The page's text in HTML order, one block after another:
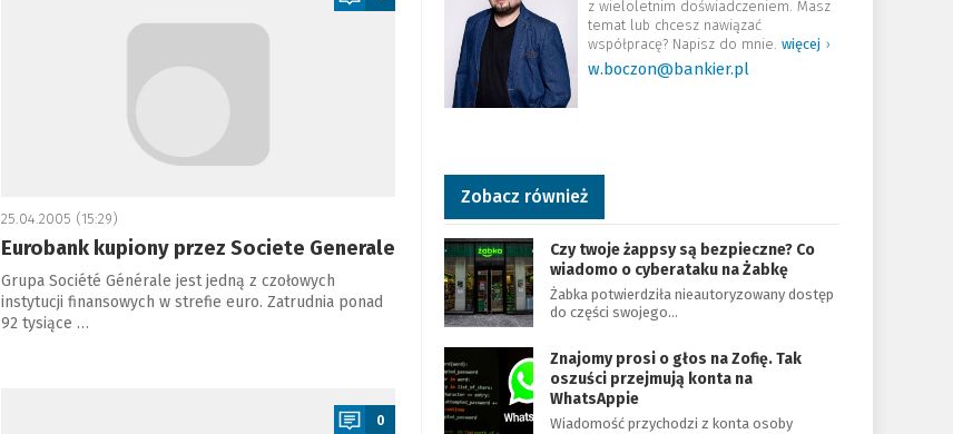
25.04.2005 (15:29)
Eurobank kupiony przez Societe Generale
Grupa Société Générale jest jedną z czołowych
instytucji finansowych w strefie euro. Zatrudnia ponad
92 tysiące …
0
z wieloletnim doświadczeniem. Masz
temat lub chcesz nawiązać
współpracę? Napisz do mnie. więcej ›
w.boczon@bankier.pl
Zobacz również
Czy twoje żappsy są bezpieczne? Co
wiadomo o cyberataku na Żabkę
Żabka potwierdziła nieautoryzowany dostęp
do części swojego…
Znajomy prosi o głos na Zofię. Tak
oszuści przejmują konta na
WhatsAppie
Wiadomość przychodzi z konta osoby